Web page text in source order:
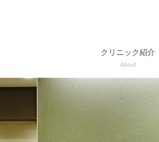
クリニック紹介